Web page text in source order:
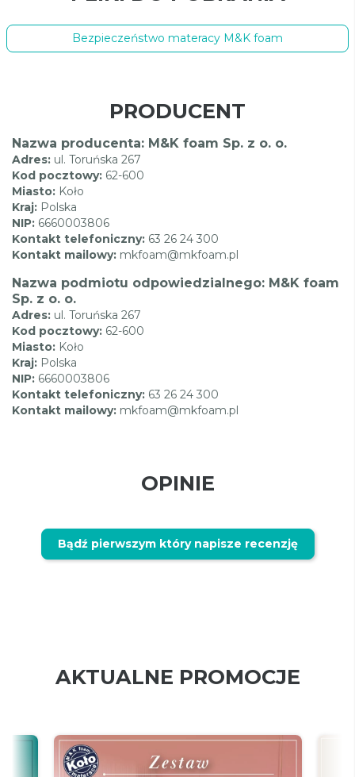
Bezpieczeństwo materacy M&K foam
PRODUCENT
Nazwa producenta: M&K foam Sp. z o. o.
Adres: ul. Toruńska 267
Kod pocztowy: 62-600
Miasto: Koło
Kraj: Polska
NIP: 6660003806
Kontakt telefoniczny: 63 26 24 300
Kontakt mailowy: mkfoam@mkfoam.pl
Nazwa podmiotu odpowiedzialnego: M&K foam
Sp. z o. o.
Adres: ul. Toruńska 267
Kod pocztowy: 62-600
Miasto: Koło
Kraj: Polska
NIP: 6660003806
Kontakt telefoniczny: 63 26 24 300
Kontakt mailowy: mkfoam@mkfoam.pl
OPINIE
Bądź pierwszym który napisze recenzję
AKTUALNE PROMOCJE